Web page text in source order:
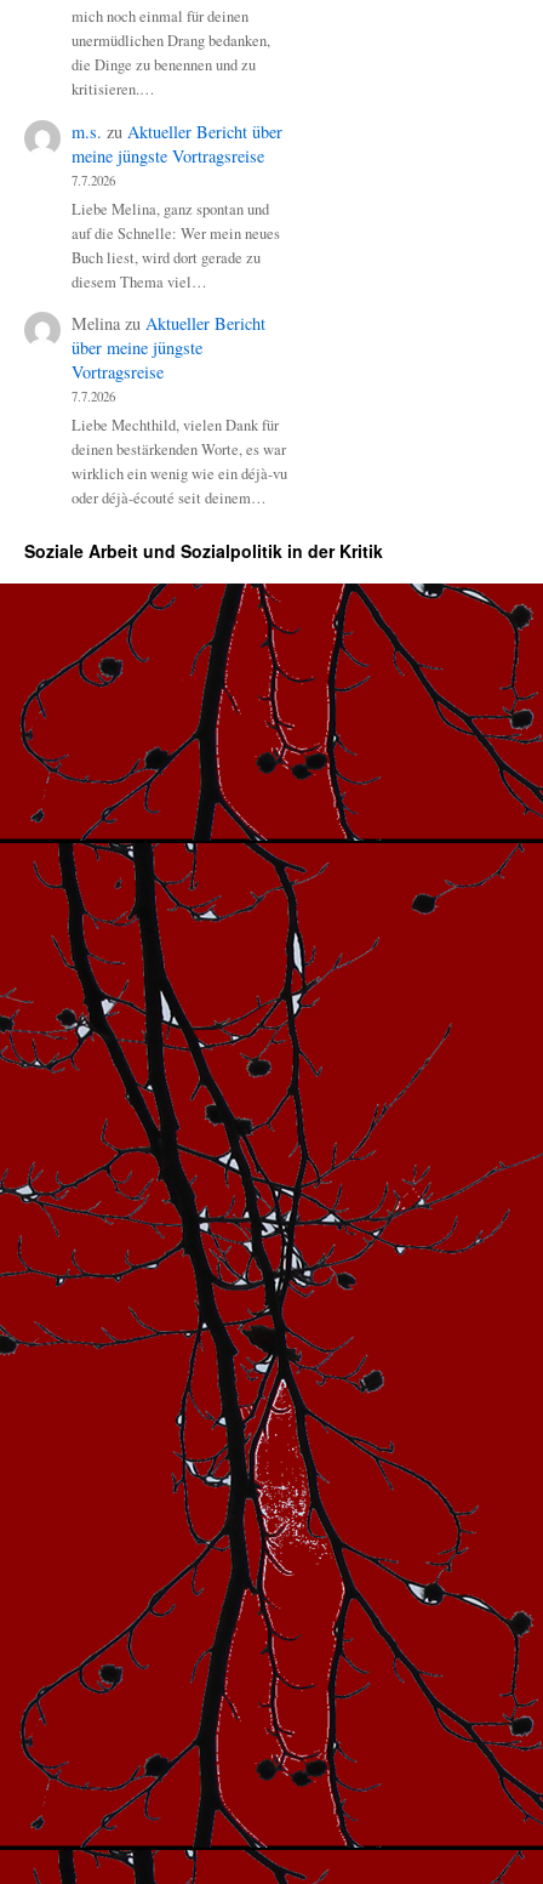
mich noch einmal für deinen
unermüdlichen Drang bedanken,
die Dinge zu benennen und zu
kritisieren.…
m.s. zu Aktueller Bericht über
meine jüngste Vortragsreise
7.7.2026
Liebe Melina, ganz spontan und
auf die Schnelle: Wer mein neues
Buch liest, wird dort gerade zu
diesem Thema viel…
Melina zu Aktueller Bericht
über meine jüngste
Vortragsreise
7.7.2026
Liebe Mechthild, vielen Dank für
deinen bestärkenden Worte, es war
wirklich ein wenig wie ein déjà-vu
oder déjà-écouté seit deinem…
Soziale Arbeit und Sozialpolitik in der Kritik